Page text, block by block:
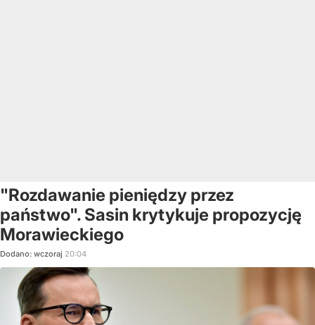
"Rozdawanie pieniędzy przez
państwo". Sasin krytykuje propozycję
Morawieckiego
Dodano: wczoraj 20:04